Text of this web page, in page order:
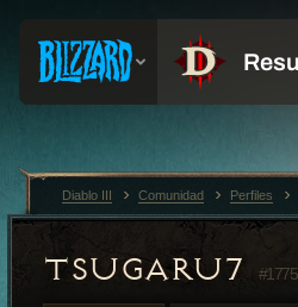
TSUGARU7 #1775
Diablo III Comunidad Perfiles